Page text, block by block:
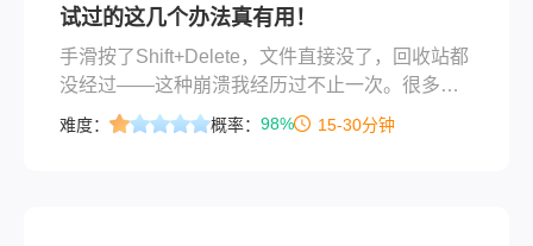
到付费的顺序把靠谱的方法讲清楚，覆盖快捷键
误删、回收站清空、备份还原、软件扫描恢复等
常见情况。
试过的这几个办法真有用！
手滑按了Shift+Delete，文件直接没了，回收站都
没经过——这种崩溃我经历过不止一次。很多人
问shift delete删除的文件怎么恢复，说实话，能
难度： 概率： 98% 15-30分钟